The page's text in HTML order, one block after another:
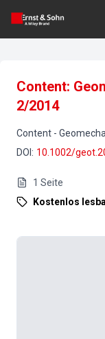
Content:
2/2014
Content -
DOI : 10.1002/
1 Seite
Kostenlos